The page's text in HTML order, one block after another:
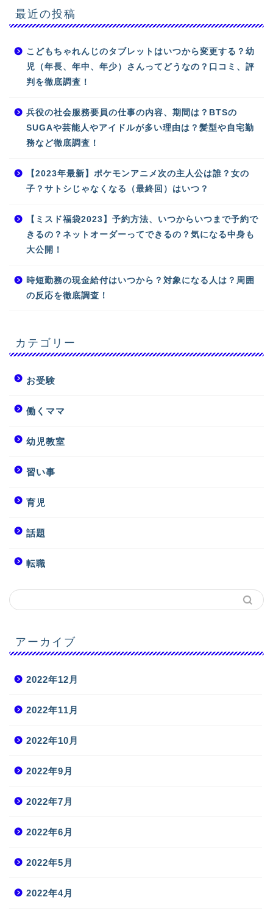
最近の投稿
こどもちゃれんじのタブレットはいつから変更する？幼
児（年長、年中、年少）さんってどうなの？口コミ、評
判を徹底調査！
兵役の社会服務要員の仕事の内容、期間は？BTSの
SUGAや芸能人やアイドルが多い理由は？髪型や自宅勤
務など徹底調査！
【2023年最新】ポケモンアニメ次の主人公は誰？女の
子？サトシじゃなくなる（最終回）はいつ？
【ミスド福袋2023】予約方法、いつからいつまで予約で
きるの？ネットオーダーってできるの？気になる中身も
大公開！
時短勤務の現金給付はいつから？対象になる人は？周囲
の反応を徹底調査！
カテゴリー
お受験
働くママ
幼児教室
習い事
育児
話題
転職
アーカイブ
2022年12月
2022年11月
2022年10月
2022年9月
2022年7月
2022年6月
2022年5月
2022年4月